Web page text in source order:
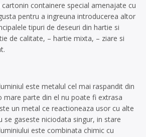
containere special amenajate cu
pentru a ingreuna introducerea altor
tipuri de deseuri din hartie si
de calitate, – hartie mixta, – ziare si
este metalul cel mai raspandit din
mare parte din el nu poate fi extrasa
un metal ce reactioneaza usor cu alte
se gaseste niciodata singur, in stare
este combinata chimic cu